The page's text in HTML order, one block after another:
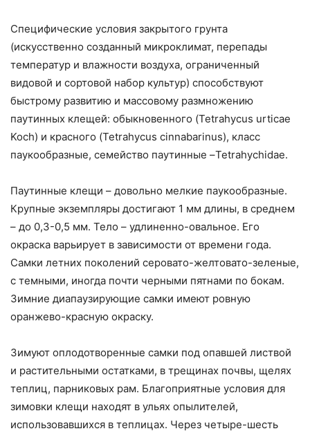
Специфические условия закрытого грунта
(искусственно созданный микроклимат, перепады
температур и влажности воздуха, ограниченный
видовой и сортовой набор культур) способствуют
быстрому развитию и массовому размножению
паутинных клещей: обыкновенного (Tetrahycus urticae
Koch) и красного (Tetrahycus cinnabarinus), класс
паукообразные, семейство паутинные –Tetrahychidae.
Паутинные клещи – довольно мелкие паукообразные.
Крупные экземпляры достигают 1 мм длины, в среднем
– до 0,3-0,5 мм. Тело – удлиненно-овальное. Его
окраска варьирует в зависимости от времени года.
Самки летних поколений серовато-желтовато-зеленые,
с темными, иногда почти черными пятнами по бокам.
Зимние диапаузирующие самки имеют ровную
оранжево-красную окраску.
Зимуют оплодотворенные самки под опавшей листвой
и растительными остатками, в трещинах почвы, щелях
теплиц, парниковых рам. Благоприятные условия для
зимовки клещи находят в ульях опылителей,
использовавшихся в теплицах. Через четыре-шесть